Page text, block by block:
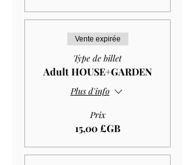
Vente expirée
Type de billet
Adult HOUSE+GARDEN
Plus d'info
Prix
15,00 £GB